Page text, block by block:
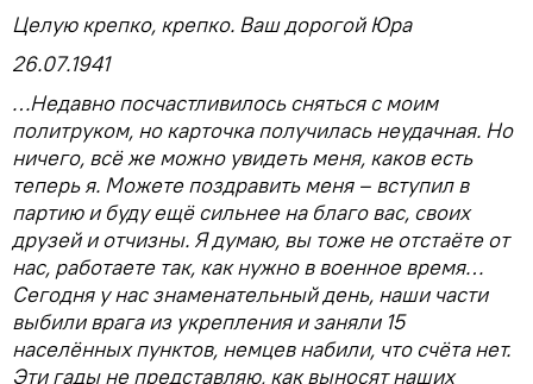
Целую крепко, крепко. Ваш дорогой Юра
26.07.1941
…Недавно посчастливилось сняться с моим
политруком, но карточка получилась неудачная. Но
ничего, всё же можно увидеть меня, каков есть
теперь я. Можете поздравить меня – вступил в
партию и буду ещё сильнее на благо вас, своих
друзей и отчизны. Я думаю, вы тоже не отстаёте от
нас, работаете так, как нужно в военное время…
Сегодня у нас знаменательный день, наши части
выбили врага из укрепления и заняли 15
населённых пунктов, немцев набили, что счёта нет.
Эти гады не представляю, как выносят наших